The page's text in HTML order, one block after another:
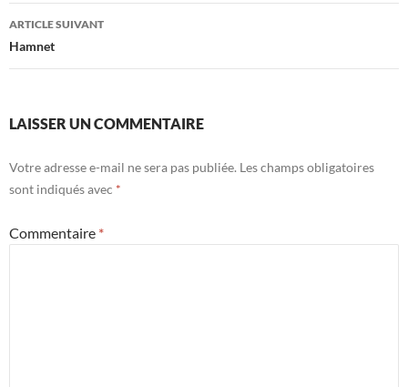
articles
ARTICLE SUIVANT
Hamnet
LAISSER UN COMMENTAIRE
Votre adresse e-mail ne sera pas publiée. Les champs obligatoires
sont indiqués avec *
Commentaire *